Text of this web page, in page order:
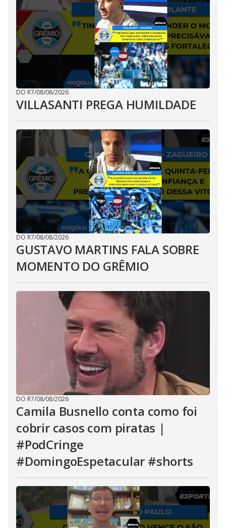
DO R7/08/08/2026
VILLASANTI PREGA HUMILDADE
DO R7/08/08/2026
GUSTAVO MARTINS FALA SOBRE
MOMENTO DO GRÊMIO
DO R7/08/08/2026
Camila Busnello conta como foi
cobrir casos com piratas |
#PodCringe
#DomingoEspetacular #shorts